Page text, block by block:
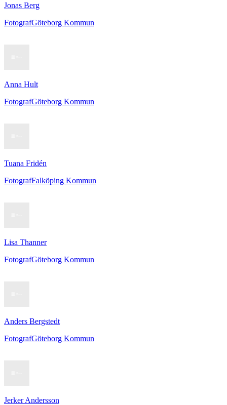
Jonas Berg
FotografGöteborg Kommun
Anna Hult
FotografGöteborg Kommun
Tuana Fridén
FotografFalköping Kommun
Lisa Thanner
FotografGöteborg Kommun
Anders Bergstedt
FotografGöteborg Kommun
Jerker Andersson